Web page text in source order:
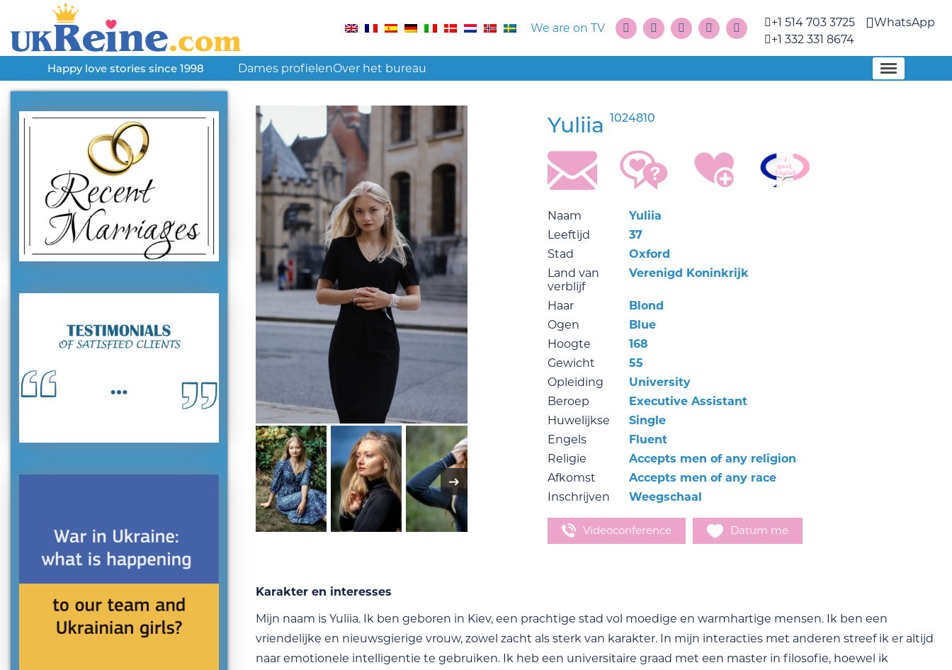
We are on TV
+1 514 703 3725
+1 332 331 8674
WhatsApp
Happy love stories since 1998 Dames profielenOver het bureau
Yuliia 1024810
Naam
Yuliia
Leeftijd
37
Stad
Oxford
Land van
verblijf
Verenigd Koninkrijk
Haar
Blond
Ogen
Blue
Hoogte
168
Gewicht
55
Opleiding
University
Beroep
Executive Assistant
Huwelijkse
Single
Engels
Fluent
Religie
Accepts men of any religion
Afkomst
Accepts men of any race
Inschrijven
Weegschaal
Videoconference Datum me
Karakter en interesses
Mijn naam is Yuliia. Ik ben geboren in Kiev, een prachtige stad vol moedige en warmhartige mensen. Ik ben een
vriendelijke en nieuwsgierige vrouw, zowel zacht als sterk van karakter. In mijn interacties met anderen streef ik er altijd
naar emotionele intelligentie te gebruiken. Ik heb een universitaire graad met een master in filosofie, hoewel ik